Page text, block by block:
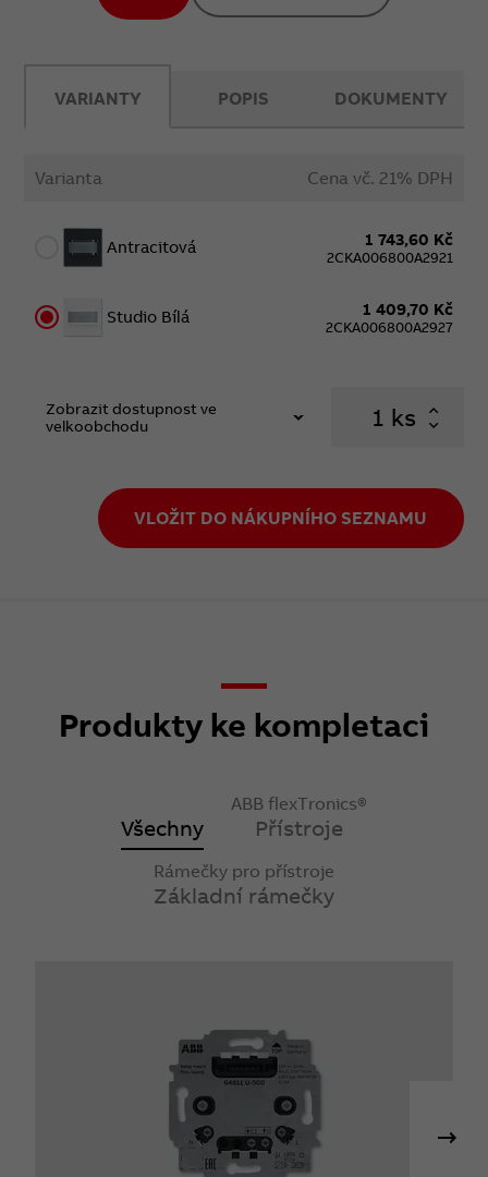
VARIANTY
Varianta Cena vč. 21% DPH
Antracitová 1 743,60 Kč
2CKA006800A2921
Studio Bílá 1 409,70 Kč
2CKA006800A2927
Zobrazit dostupnost ve
velkoobchodu
ks
VLOŽIT DO NÁKUPNÍHO SEZNAMU
POPIS DOKUMENTY
Produkty ke kompletaci
Všechny
ABB flexTronics®
Přístroje
Rámečky pro přístroje
Základní rámečky